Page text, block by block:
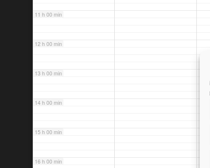
11 h 00 min
12 h 00 min
13 h 00 min
14 h 00 min
15 h 00 min
16 h 00 min